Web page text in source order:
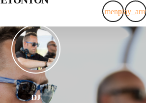
menu
close
DJ